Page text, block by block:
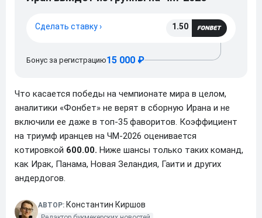
Сделать ставку › 1.50
Бонус за регистрацию15 000 ₽
Что касается победы на чемпионате мира в целом,
аналитики «Фонбет» не верят в сборную Ирана и не
включили ее даже в топ-35 фаворитов. Коэффициент
на триумф иранцев на ЧМ-2026 оценивается
котировкой 600.00. Ниже шансы только таких команд,
как Ирак, Панама, Новая Зеландия, Гаити и других
андердогов.
АВТОР: Константин Киршов